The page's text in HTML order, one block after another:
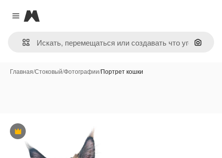
Close menu
Magnific
Поиск
Главная/Стоковый/Фотографии/Портрет кошки
Премиум